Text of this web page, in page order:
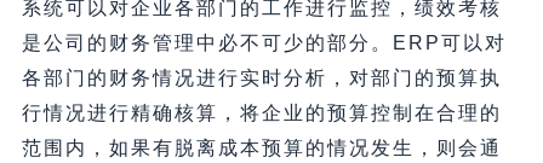
系统可以对企业各部门的工作进行监控，绩效考核
是公司的财务管理中必不可少的部分。ERP可以对
各部门的财务情况进行实时分析，对部门的预算执
行情况进行精确核算，将企业的预算控制在合理的
范围内，如果有脱离成本预算的情况发生，则会通